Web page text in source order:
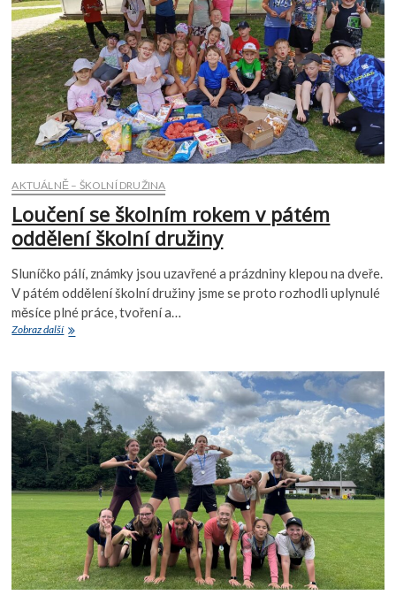
AKTUÁLNĚ – ŠKOLNÍ DRUŽINA
Loučení se školním rokem v pátém
oddělení školní družiny
Sluníčko pálí, známky jsou uzavřené a prázdniny klepou na dveře.
V pátém oddělení školní družiny jsme se proto rozhodli uplynulé
měsíce plné práce, tvoření a…
Zobraz dalšíLoučení
rokem
pátém
oddělení
školní
družiny